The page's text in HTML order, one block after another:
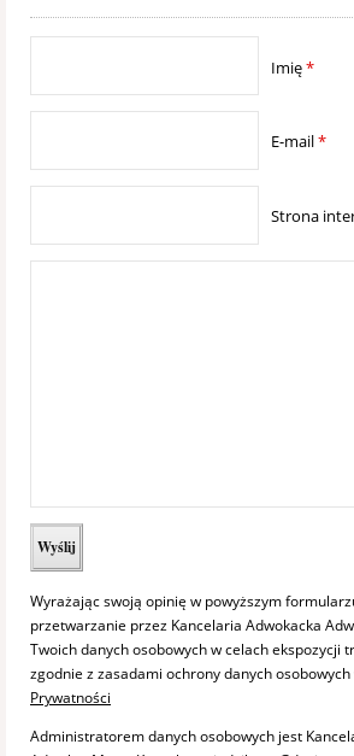
Imię*
E-mail*
Strona
Wyrażając swoją opinię w powyższym
przetwarzanie przez Kancelaria Adwokacka
Twoich danych osobowych w celach ekspozycji
zgodnie z zasadami ochrony danych
Prywatności
Administratorem danych osobowych jest